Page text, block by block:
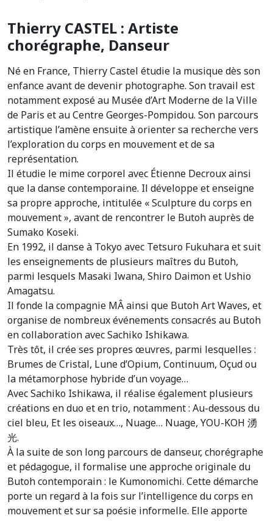
Thierry CASTEL : Artiste
chorégraphe, Danseur
Né en France, Thierry Castel étudie la musique dès son
enfance avant de devenir photographe. Son travail est
notamment exposé au Musée d’Art Moderne de la Ville
de Paris et au Centre Georges-Pompidou. Son parcours
artistique l’amène ensuite à orienter sa recherche vers
l’exploration du corps en mouvement et de sa
représentation.
Il étudie le mime corporel avec Étienne Decroux ainsi
que la danse contemporaine. Il développe et enseigne
sa propre approche, intitulée « Sculpture du corps en
mouvement », avant de rencontrer le Butoh auprès de
Sumako Koseki.
En 1992, il danse à Tokyo avec Tetsuro Fukuhara et suit
les enseignements de plusieurs maîtres du Butoh,
parmi lesquels Masaki Iwana, Shiro Daimon et Ushio
Amagatsu.
Il fonde la compagnie MÂ ainsi que Butoh Art Waves, et
organise de nombreux événements consacrés au Butoh
en collaboration avec Sachiko Ishikawa.
Très tôt, il crée ses propres œuvres, parmi lesquelles :
Brumes de Cristal, Lune d’Opium, Continuum, Oçud ou
la métamorphose hybride d’un voyage…
Avec Sachiko Ishikawa, il réalise également plusieurs
créations en duo et en trio, notamment : Au-dessous du
ciel bleu, Et les oiseaux…, Nuage… Nuage, YOU-KOH 湧
光.
À la suite de son long parcours de danseur, chorégraphe
et pédagogue, il formalise une approche originale du
Butoh contemporain : le Kumonomichi. Cette démarche
porte un regard à la fois sur l’intelligence du corps en
mouvement et sur sa poésie informelle. Elle apporte